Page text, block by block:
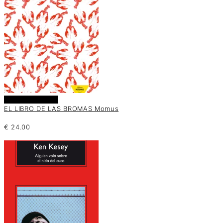
EL LIBRO DE LAS BROMAS Momus
€ 24.00